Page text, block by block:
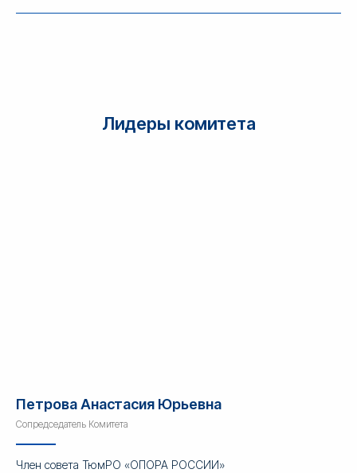
Лидеры комитета
Петрова Анастасия Юрьевна
Сопредседатель Комитета
Член совета ТюмРО «ОПОРА РОССИИ»